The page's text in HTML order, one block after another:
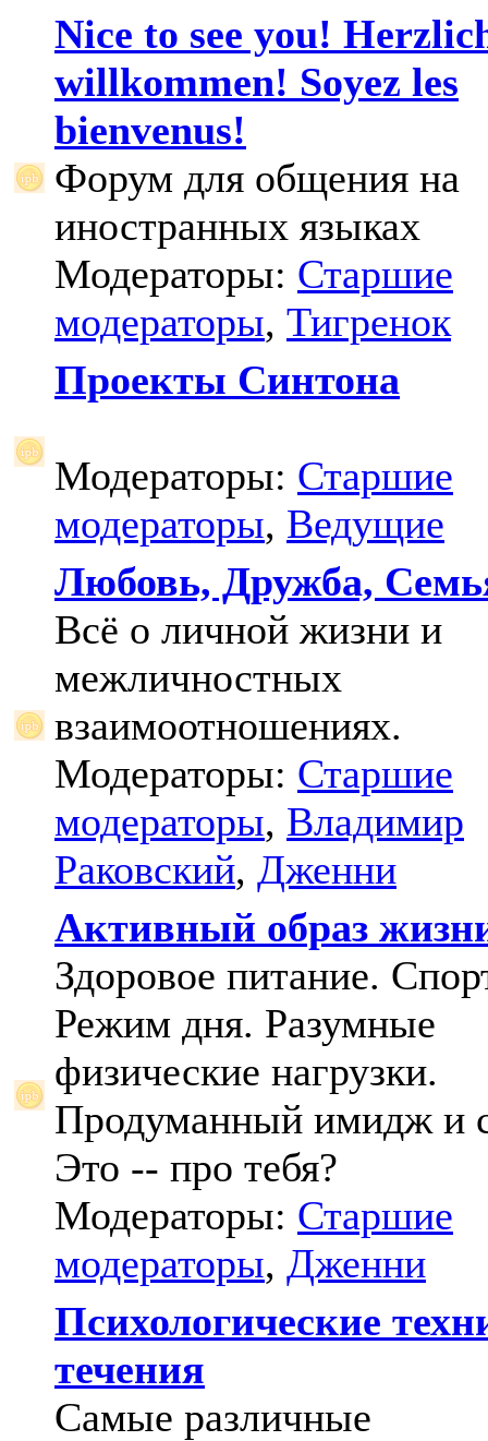
Nice to see you!
willkommen! Soyez les
bienvenus!
Форум для общения на
иностранных языках
Модераторы: Старшие
модераторы, Тигренок
Проекты Синтона
Модераторы: Старшие
модераторы, Ведущие
Любовь, Дружба,
Всё о личной жизни и
межличностных
взаимоотношениях.
Модераторы: Старшие
модераторы, Владимир
Раковский, Дженни
Активный образ
Здоровое питание.
Режим дня. Разумные
физические нагрузки.
Продуманный имидж и
Это -- про тебя?
Модераторы: Старшие
модераторы, Дженни
Психологические
течения
Самые различные